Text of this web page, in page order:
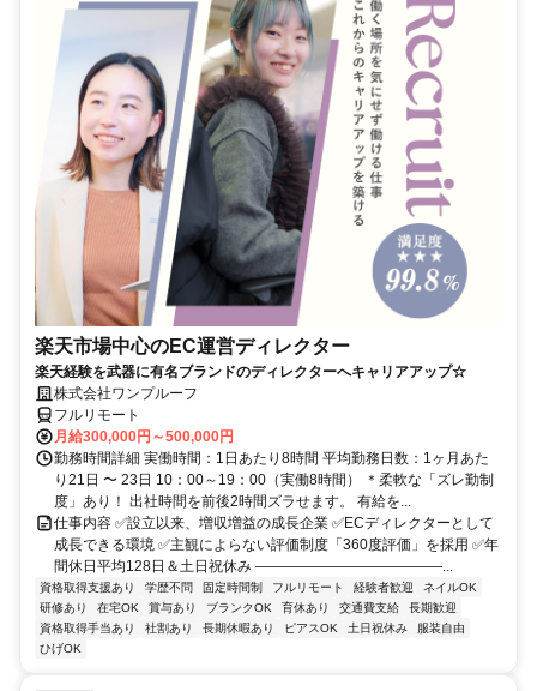
楽天市場中心のEC運営ディレクター
楽天経験を武器に有名ブランドのディレクターへキャリアアップ☆
株式会社ワンプルーフ
フルリモート
月給300,000円～500,000円
勤務時間詳細 実働時間：1日あたり8時間 平均勤務日数：1ヶ月あた
り21日 〜 23日 10：00～19：00（実働8時間） ＊柔軟な「ズレ勤制
度」あり！ 出社時間を前後2時間ズラせます。 有給を...
仕事内容 ✅設立以来、増収増益の成長企業 ✅ECディレクターとして
成長できる環境 ✅主観によらない評価制度「360度評価」を採用 ✅年
間休日平均128日＆土日祝休み ―――――――――――――...
資格取得支援あり 学歴不問 固定時間制 フルリモート 経験者歓迎
ネイルOK
研修あり
在宅OK 賞与あり ブランクOK 育休あり 交通費支給
長期歓迎
資格取得手当あり
社割あり 長期休暇あり ピアスOK 土日祝休み
服装自由
ひげOK